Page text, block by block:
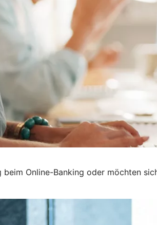
Online-Banking oder möchten